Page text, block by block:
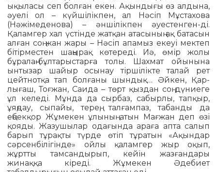
ықыласы сеп болған екен. Ақындығы өз алдына,
әуелі ол – күйшілікпен, ал Нәсіп Мұс­тахов­а
(Нәжімеденова) – әншілікпен әуестенген-ді.
Қаламгер хал үстінде жатқан атасының ақ батасын
алған соң жан жары – Нәсіп апамыз екеуі мектеп
бітірместен шаңырақ көтереді. Иә, өмір жолы
бұралаң-бұлтарыстарға толы. Шахмат ойынына
ынтызар шайыр осынау тіршілікте талай рет
цейтнотқа тап болғаны шындық… Әйкен, Қар­
лығаш, Тоғжан, Саида – төрт қыздан соң дүниеге
ұл келеді. Мұнда да сырбаз, сабырлы, тапқыр,
ұяңдау, сыпайы, терең, талғампаз, табанды да
еңбекқор Жұмекен ұлының атын Мағжан деп өзі
қояды. Жазушылар одағында араға апта салып
барып тұрақты түрде өтіп тұратын «Ақындар
сәрсенбілігінде» ойлы қалам­гер жыр оқып,
жұртты тамсанды­рып, кейін жазғандары
жинаққа кіреді. Жұмекен Әдебиет